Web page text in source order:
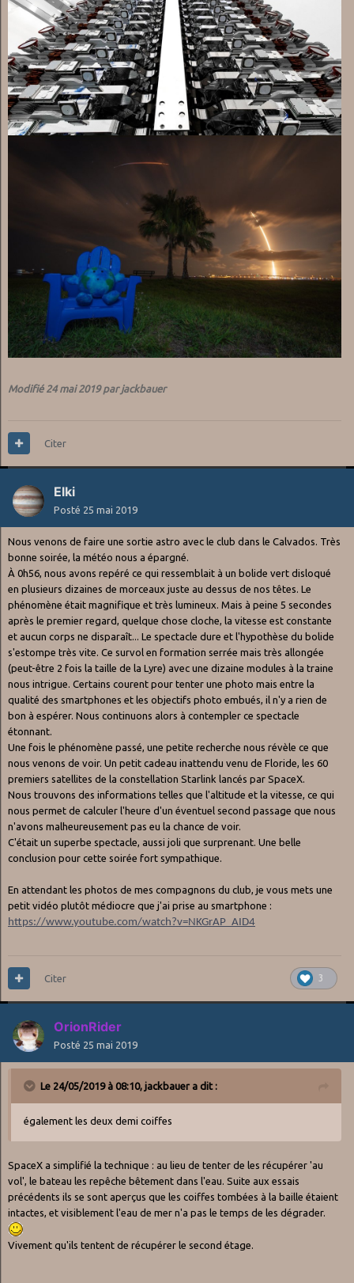
Modifié 24 mai 2019par jackbauer
Citer
Elki
Posté 25 mai 2019
Nous venons de faire une sortie astro avec le club dans le Calvados. Très
bonne soirée, la météo nous a épargné.
À 0h56, nous avons repéré ce qui ressemblait à un bolide vert disloqué
en plusieurs dizaines de morceaux juste au dessus de nos têtes. Le
phénomène était magnifique et très lumineux. Mais à peine 5 secondes
après le premier regard, quelque chose cloche, la vitesse est constante
et aucun corps ne disparaît... Le spectacle dure et l'hypothèse du bolide
s'estompe très vite. Ce survol en formation serrée mais très allongée
(peut-être 2 fois la taille de la Lyre) avec une dizaine modules à la traine
nous intrigue. Certains courent pour tenter une photo mais entre la
qualité des smartphones et les objectifs photo embués, il n'y a rien de
bon à espérer. Nous continuons alors à contempler ce spectacle
étonnant.
Une fois le phénomène passé, une petite recherche nous révèle ce que
nous venons de voir. Un petit cadeau inattendu venu de Floride, les 60
premiers satellites de la constellation Starlink lancés par SpaceX.
Nous trouvons des informations telles que l'altitude et la vitesse, ce qui
nous permet de calculer l'heure d'un éventuel second passage que nous
n'avons malheureusement pas eu la chance de voir.
C'était un superbe spectacle, aussi joli que surprenant. Une belle
conclusion pour cette soirée fort sympathique.
En attendant les photos de mes compagnons du club, je vous mets une
petit vidéo plutôt médiocre que j'ai prise au smartphone :
https://www.youtube.com/watch?v=NKGrAP_AID4
3
Citer
OrionRider
Posté 25 mai 2019
Le 24/05/2019 à 08:10, jackbauer a dit :
également les deux demi coiffes
SpaceX a simplifié la technique : au lieu de tenter de les récupérer 'au
vol', le bateau les repêche bêtement dans l'eau. Suite aux essais
précédents ils se sont aperçus que les coiffes tombées à la baille étaient
intactes, et visiblement l'eau de mer n'a pas le temps de les dégrader.
Vivement qu'ils tentent de récupérer le second étage.